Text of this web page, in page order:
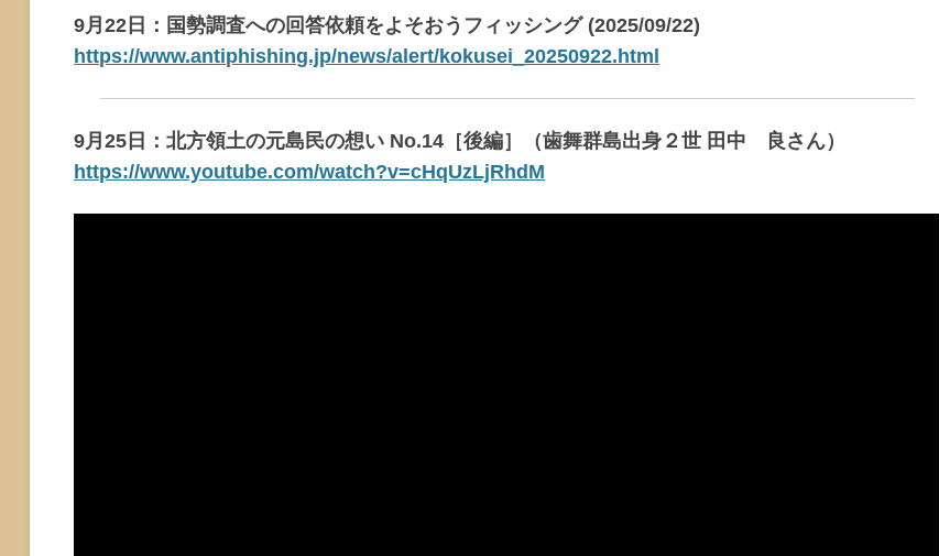
9月22日：国勢調査への回答依頼をよそおうフィッシング (2025/09/22)
https://www.antiphishing.jp/news/alert/kokusei_20250922.html
9月25日：北方領土の元島民の想い No.14［後編］（歯舞群島出身２世 田中 良さん）
https://www.youtube.com/watch?v=cHqUzLjRhdM